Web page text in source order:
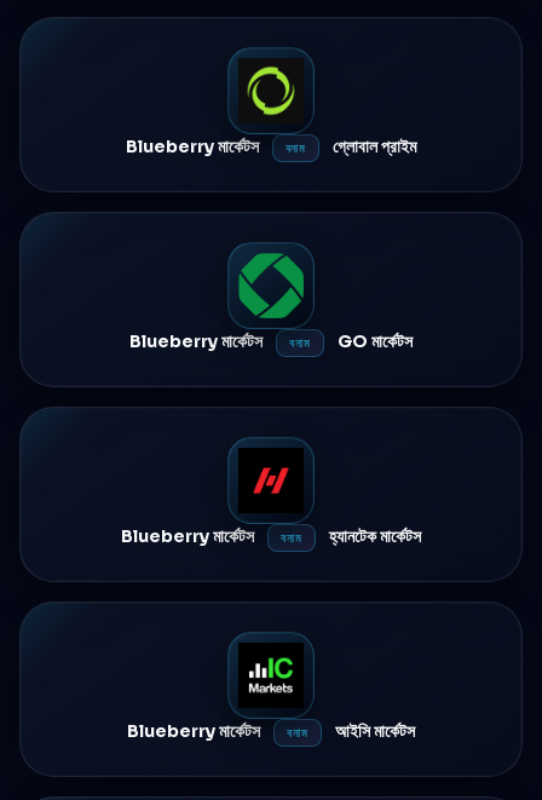
Blueberry মার্কেটস বনাম গ্লোবাল প্রাইম
Blueberry মার্কেটস বনাম GO মার্কেটস
Blueberry মার্কেটস বনাম হ্যানটেক মার্কেটস
Blueberry মার্কেটস বনাম আইসি মার্কেটস